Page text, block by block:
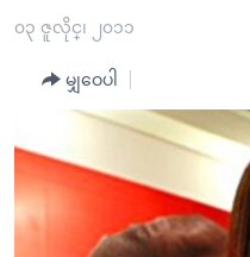
Link
များ
အကြောင်းအရာ
သို့
ကျော်
ကမ္ဘာ့သတင်းများ
နိုင်ငံတကာ
အမေရိကန်
တရုတ်
အစ္စရေး-ပါလက်စတိုင်း
သတင်းလွတ်လပ်ခွင့်
ရပ်ဝန်းတခု လမ်းတခု အလွန်
အင်္ဂလိပ်စာလေ့လာမယ်
အမေရိကန်သုံးအီဒီယံ
အပတ်စဉ်ကဏ္ဍများ
၀၃ ဇူလိုင္၊ ၂၀၁၁
မျှဝေပါ